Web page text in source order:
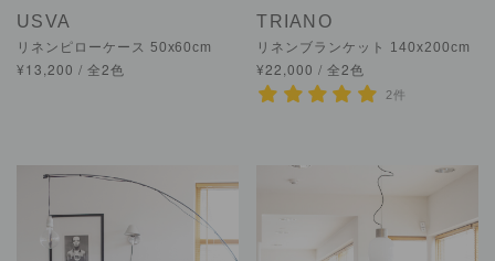
USVA
リネンピローケース 50x60cm
¥13,200 / 全2色
TRIANO
リネンブランケット 140x200cm
¥22,000 / 全2色
2件